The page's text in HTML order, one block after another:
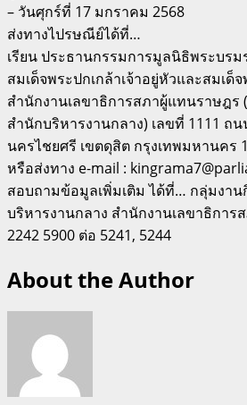
– วันศุกร์ที่ 17 มกราคม 2568
ส่งทางไปรษณีย์ได้ที่…
เรียน ประธานกรรมการมูลนิธิพระบร
สมเด็จพระปกเกล้าเจ้าอยู่หัวและสมเด็
สำนักงานเลขาธิการสภาผู้แทนราษฎร
สำนักบริหารงานกลาง) เลขที่ 1111 ถ
นครไชยศรี เขตดุสิต กรุงเทพมหานคร
หรือส่งทาง e-mail :
สอบถามข้อมูลเพิ่มเติม ได้ที่… กลุ่มงาน
บริหารงานกลาง สำนักงานเลขาธิกา
2242 5900 ต่อ 5241, 5244
About the Author